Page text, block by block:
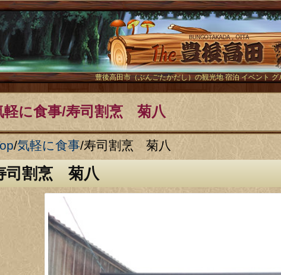
豊後高田市（ぶんごたかだし）の観光地 宿泊 イベント グ
軽に食事/寿司割烹 菊八
/気軽に食事/寿司割烹 菊八
司割烹 菊八
ュー